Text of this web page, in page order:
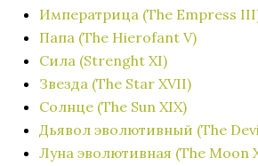
Императрица (The Empress
Папа (The Hierofant V)
Сила (Strenght XI)
Звезда (The Star XVII)
Солнце (The Sun XIX)
Дьявол эволютивный (The
Луна эволютивная (The Moon